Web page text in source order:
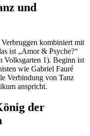
und
kombiniert mit
ist „Amor & Psyche?“
Volksgarten 1). Beginn ist
wie Gabriel Fauré
Verbindung von Tanz
anspricht.
der